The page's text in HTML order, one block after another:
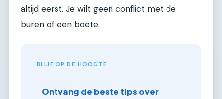
altijd eerst. Je wilt geen conflict met de
buren of een boete.
BLIJF OP DE HOOGTE
Ontvang de beste tips over